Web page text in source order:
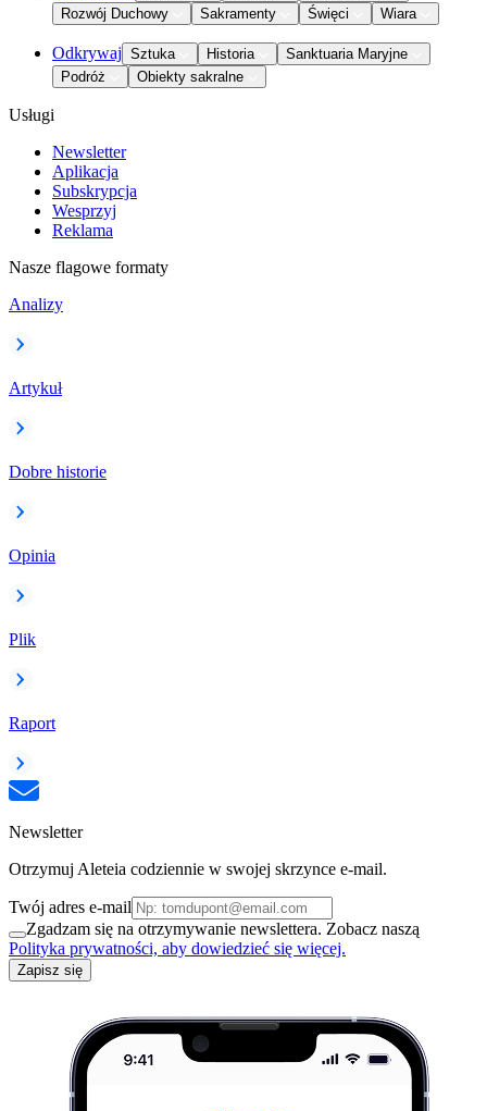
Rozwój Duchowy
Sakramenty Święci Wiara
Odkrywaj Sztuka Historia
Sanktuaria Maryjne
Podróż
Obiekty sakralne
Usługi
Newsletter
Aplikacja
Subskrypcja
Wesprzyj
Reklama
Nasze flagowe formaty
Analizy
Artykuł
Dobre historie
Opinia
Plik
Raport
Newsletter
Otrzymuj Aleteia codziennie w swojej skrzynce e-mail.
Twój adres e-mail
Zgadzam się na otrzymywanie newslettera. Zobacz naszą
Polityka prywatności, aby dowiedzieć się więcej.
Zapisz się